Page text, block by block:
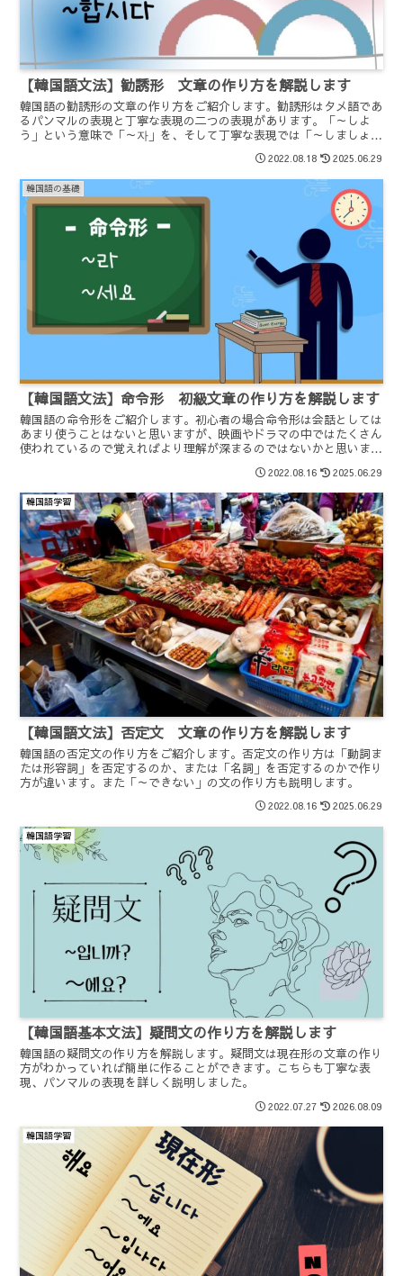
【韓国語文法】勧誘形 文章の作り方を解説します
韓国語の勧誘形の文章の作り方をご紹介します。勧誘形はタメ語であ
るパンマルの表現と丁寧な表現の二つの表現があります。「～しよ
う」という意味で「～자」を、そして丁寧な表現では「～しましょ
う」という意味で「～ㅂ시다/읍시다」をつかいます。
2022.08.18 2025.06.29
韓国語の基礎
【韓国語文法】命令形 初級文章の作り方を解説します
韓国語の命令形をご紹介します。初心者の場合命令形は会話としては
あまり使うことはないと思いますが、映画やドラマの中ではたくさん
使われているので覚えればより理解が深まるのではないかと思いま
2022.08.16 2025.06.29
韓国語学習
【韓国語文法】否定文 文章の作り方を解説します
韓国語の否定文の作り方をご紹介します。否定文の作り方は「動詞ま
たは形容詞」を否定するのか、または「名詞」を否定するのかで作り
方が違います。また「～できない」の文の作り方も説明します。
2022.08.16 2025.06.29
韓国語学習
【韓国語基本文法】疑問文の作り方を解説します
韓国語の疑問文の作り方を解説します。疑問文は現在形の文章の作り
方がわかっていれば簡単に作ることができます。こちらも丁寧な表
現、パンマルの表現を詳しく説明しました。
2022.07.27 2026.08.09
韓国語学習